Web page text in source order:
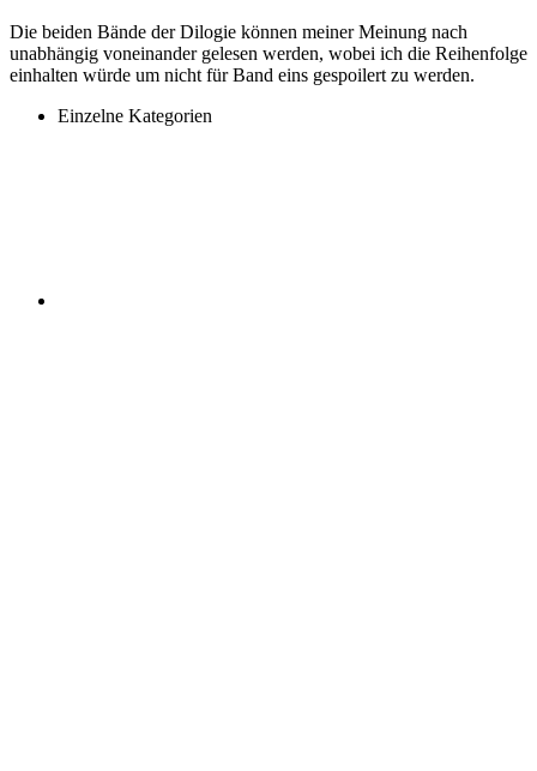
Die beiden Bände der Dilogie können meiner Meinung nach
unabhängig voneinander gelesen werden, wobei ich die Reihenfolge
einhalten würde um nicht für Band eins gespoilert zu werden.
Einzelne Kategorien